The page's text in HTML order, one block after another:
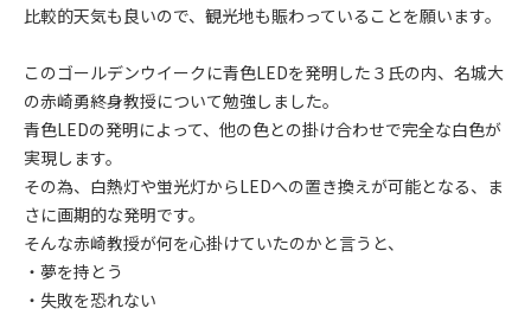
比較的天気も良いので、観光地も賑わっていることを願います。
このゴールデンウイークに青色LEDを発明した３氏の内、名城大
の赤崎勇終身教授について勉強しました。
青色LEDの発明によって、他の色との掛け合わせで完全な白色が
実現します。
その為、白熱灯や蛍光灯からLEDへの置き換えが可能となる、ま
さに画期的な発明です。
そんな赤崎教授が何を心掛けていたのかと言うと、
・夢を持とう
・失敗を恐れない